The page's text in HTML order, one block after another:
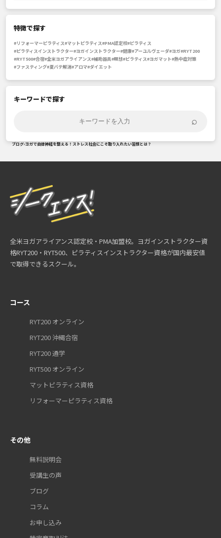
特徴で探す
#リフォーマーピラティス#マットピラティス#PMA認定校#ピラティス
#ピラティスインストラクター#ヨガインストラクター#健康#アーユルヴェーダ#ヨガ#RYT200
#RYT500#合宿#全米ヨガアライアンス#補助器具#瞑想#ピラティス#ヨガマット#熱中症対策
#ファスティング#夏バテ解消#アロマ#ダイエット
キーワードで探す
⌕
ブログ›ヨガで自律神経を整える！ストレス社会にこそ取り入れたい習慣とは？
全米ヨガアライアンス認定校・PMA加盟校。ヨガインストラクター資
格RYT200・RYT500、ピラティスインストラクター資格が国内最安値
で取得できるスクール。
コース
RYT200 オンライン
RYT200 沖縄合宿
RYT200 通学
RYT500 オンライン
マットピラティス資格
リフォーマーピラティス資格
その他
無料説明会
受講生の声
ブログ
コラム
お申し込み